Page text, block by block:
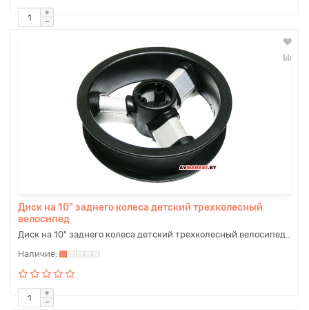
Диск на 10" заднего колеса детский трехколесный
велосипед
Диск на 10" заднего колеса детский трехколесный велосипед..